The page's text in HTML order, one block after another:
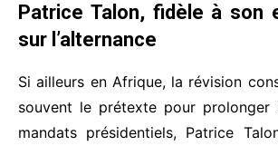
Patrice Talon, fidèle à son
sur l’alternance
Si ailleurs en Afrique, la révision
souvent le prétexte pour prolonger
mandats présidentiels, Patrice